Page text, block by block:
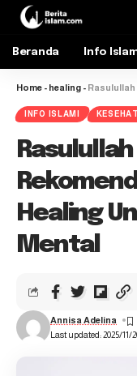
Beranda Info
Home - healing - Rasulullah
INFO ISLAMI
Healing
Mental
Last updated: 2025/11/
Annisa Adelina